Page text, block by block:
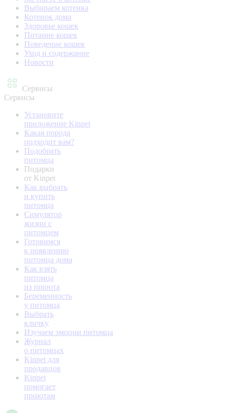
Выбираем котенка
Котенок дома
Здоровье кошек
Питание кошек
Поведение кошек
Уход и содержание
Новости
Сервисы
Сервисы
Установите
приложение Kinpet
Какая порода
подходит вам?
Подобрать
питомца
Подарки
от Kinpet
Как выбрать
и купить
питомца
Симулятор
жизни с
питомцем
Готовимся
к появлению
питомца дома
Как взять
питомца
из приюта
Беременность
у питомца
Выбрать
кличку
Изучаем эмоции питомца
Журнал
о питомцах
Kinpet для
продавцов
Kinpet
помогает
приютам